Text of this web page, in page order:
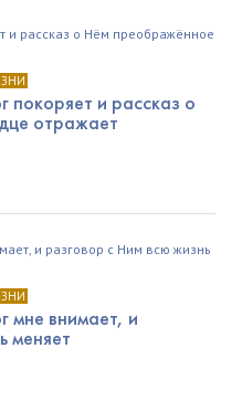
и рассказ о
отражает
внимает, и
меняет